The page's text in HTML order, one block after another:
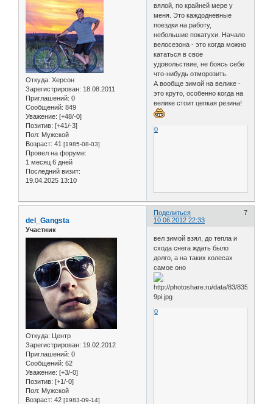
Откуда: Херсон
Зарегистрирован: 18.08.2011
Приглашений: 0
Сообщений: 849
Уважение: [+48/-0]
Позитив: [+41/-3]
Пол: Мужской
Возраст: 41 [1985-08-03]
Провел на форуме:
1 месяц 6 дней
Последний визит:
19.04.2025 13:10
вялой, по крайней мере у
меня. Это каждодневные
поездки на работу,
небольшие покатухи. Начало
велосезона - это когда можно
кататься в свое
удовольствие, не боясь себе
что-нибудь отморозить.
А вообще зимой на велике -
это круто, особенно когда на
велике стоит цепкая резина!
0
Поделиться
7
10.06.2012 22:33
del_Gangsta
Участник
Откуда: Центр
Зарегистрирован: 19.02.2012
Приглашений: 0
Сообщений: 62
Уважение: [+3/-0]
Позитив: [+1/-0]
Пол: Мужской
Возраст: 42 [1983-09-14]
вел зимой взял, до тепла и
схода снега ждать было
долго, а на таких колесах
самое оно
0